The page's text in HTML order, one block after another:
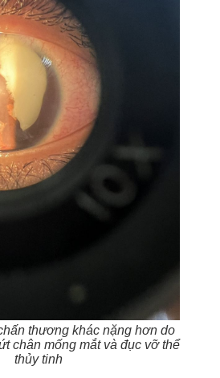
thương khác nặng hơn do
chân mống mắt và đục vỡ thể
thủy tinh